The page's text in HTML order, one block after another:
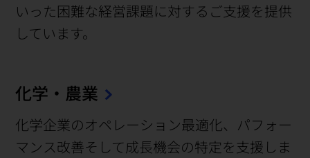
いった困難な経営課題に対するご支援を提供
しています。
化学・農業
化学企業のオペレーション最適化、パフォー
マンス改善そして成長機会の特定を支援しま